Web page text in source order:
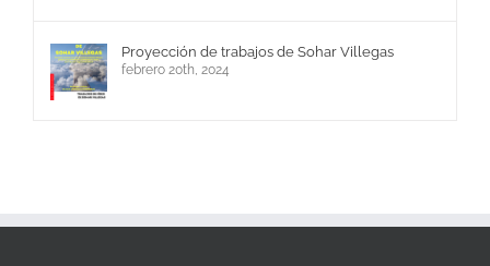
Proyección de trabajos de Sohar Villegas
febrero 20th, 2024